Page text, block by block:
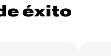
éxito